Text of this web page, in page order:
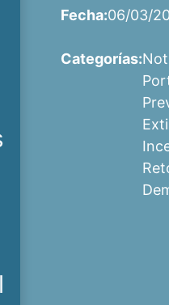
Fecha:06/03/
Categorías: